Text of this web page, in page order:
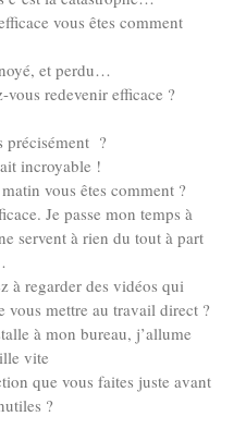
vous êtes comment
et perdu…
redevenir efficace ?
précisément ?
incroyable !
vous êtes comment ?
Je passe mon temps à
servent à rien du tout à part
à regarder des vidéos qui
vous mettre au travail direct ?
à mon bureau, j’allume
vite
que vous faites juste avant
?